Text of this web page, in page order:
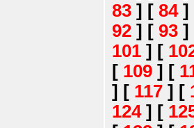
83 ] [ 84]
92 ] [ 93 ]
101 ] [
[ 109 ] [
] [ 117 ] [
124] [